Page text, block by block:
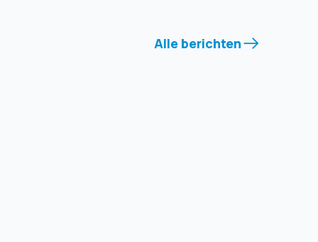
Alle berichten